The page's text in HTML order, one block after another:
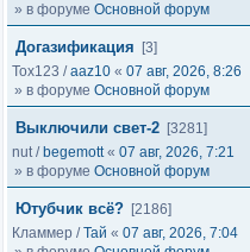
» в форуме Основной форум
Догазификация
[3]
Tox123 /aaz10 « 07 авг, 2026, 8:26
» в форуме Основной форум
Выключили свет-2 [3281]
nut/ begemott« 07 авг, 2026, 7:21
» в форуме Основной форум
Ютубчик всё? [2186]
Кламмер /Тай « 07 авг, 2026, 7:04